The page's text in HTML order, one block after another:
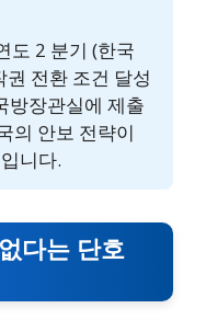
도 2 분기 (한국
전환 조건 달성
방장관실에 제출
의 안보 전략이
니다.
다는 단호